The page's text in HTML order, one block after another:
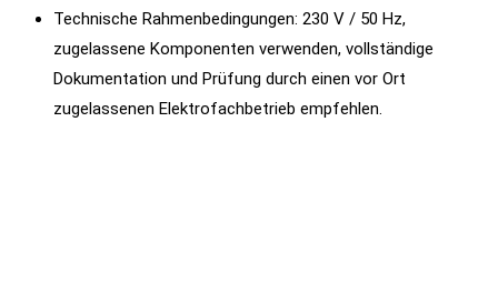
Technische Rahmenbedingungen: 230 V / 50 Hz,
zugelassene Komponenten verwenden, vollständige
Dokumentation und Prüfung durch einen vor Ort
zugelassenen Elektrofachbetrieb empfehlen.